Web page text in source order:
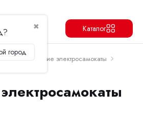
✖
город
Каталог
Городские электросамокаты
Перейти в корзину